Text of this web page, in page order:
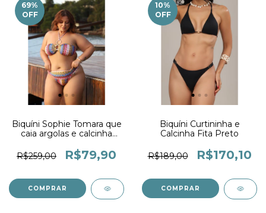
69%
OFF
Biquíni Sophie Tomara que
caia argolas e calcinha
R$259,00
R$79,90
COMPRAR
10%
OFF
Biquíni Curtininha e
Calcinha Fita Preto
R$189,00 R$170,10
COMPRAR